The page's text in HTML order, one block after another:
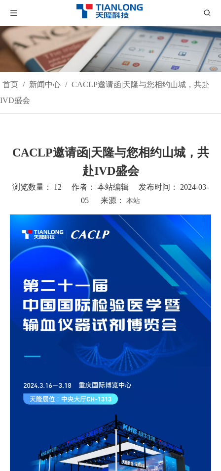
首页 / 新闻中心 / CACLP邀请函|天隆与您相约山城，共赴
IVD盛会
CACLP邀请函|天隆与您相约山城，共
赴IVD盛会
浏览数量： 12 作者： 本站编辑 发布时间： 2024-03-
05 来源： 本站
["wechat","weibo","qzone","douban","email"]